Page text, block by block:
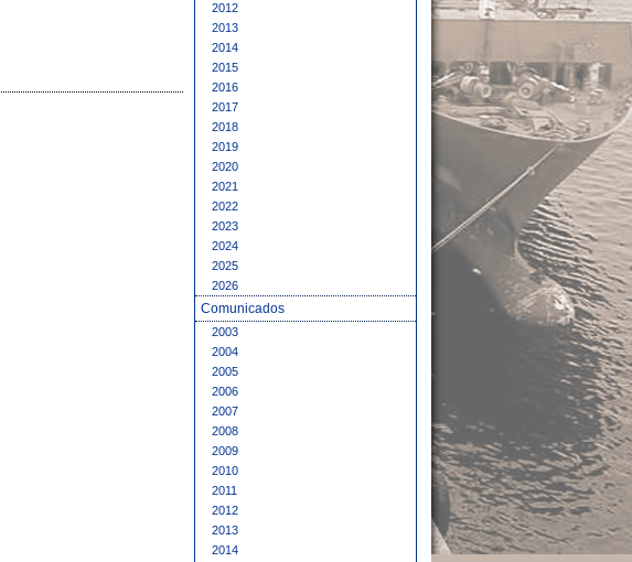
2012
2013
2014
2015
2016
2017
2018
2019
2020
2021
2022
2023
2024
2025
2026
Comunicados
2003
2004
2005
2006
2007
2008
2009
2010
2011
2012
2013
2014